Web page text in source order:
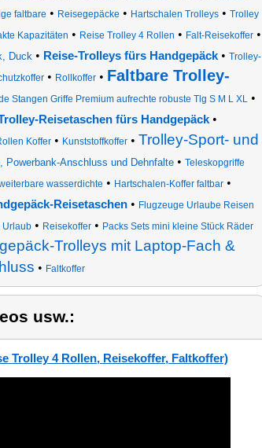
faltbare • Reisegepäcke • Hartschalen Trolleys • Trolley
Kapazitäten • Reise Trolley 4 Rollen • Falt-Reisekoffer •
Duck • Reise-Trolleys fürs Handgepäck • Trolley-
• Rollkoffer • Faltbare Trolley-
Stangen Griffe Premium aufrechte robuste Tlg S M L XL •
Reisetaschen fürs Handgepäck•
Koffer• Kunststoffkoffer• Trolley-Sport- und
Powerbank-Anschluss und Dehnfalte • Teleskopgriffe
wasserdichte • Hartschalen-Koffer faltbar •
Reisetaschen• Flugzeuge Urlaube Reisen
Urlaub• Reisekoffer• Packs Sets mini kleine Stück Räder
Trolleys mit Laptop-Fach &
• Faltkoffer
usw.:
Trolley 4 Rollen, Reisekoffer, Faltkoffer)